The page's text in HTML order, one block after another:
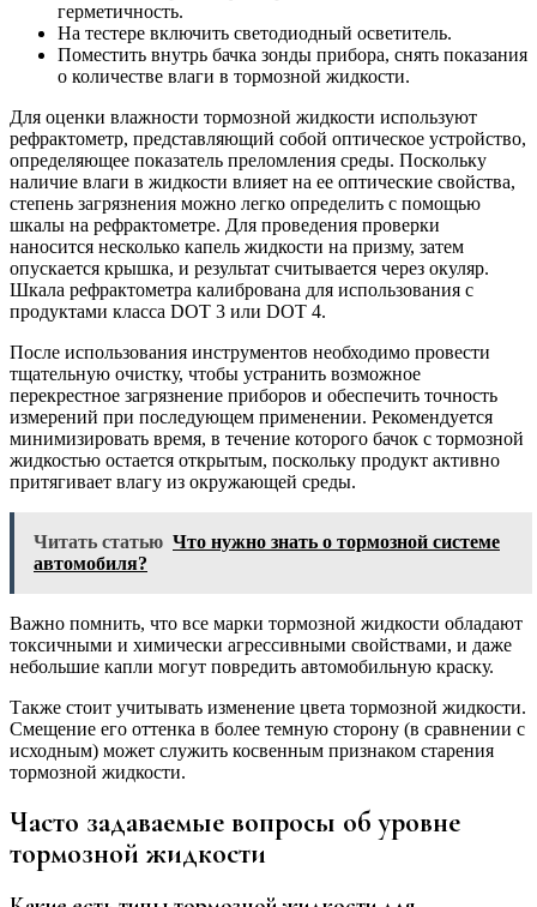
герметичность.
На тестере включить светодиодный осветитель.
Поместить внутрь бачка зонды прибора, снять показания
о количестве влаги в тормозной жидкости.
Для оценки влажности тормозной жидкости используют
рефрактометр, представляющий собой оптическое устройство,
определяющее показатель преломления среды. Поскольку
наличие влаги в жидкости влияет на ее оптические свойства,
степень загрязнения можно легко определить с помощью
шкалы на рефрактометре. Для проведения проверки
наносится несколько капель жидкости на призму, затем
опускается крышка, и результат считывается через окуляр.
Шкала рефрактометра калибрована для использования с
продуктами класса DOT 3 или DOT 4.
После использования инструментов необходимо провести
тщательную очистку, чтобы устранить возможное
перекрестное загрязнение приборов и обеспечить точность
измерений при последующем применении. Рекомендуется
минимизировать время, в течение которого бачок с тормозной
жидкостью остается открытым, поскольку продукт активно
притягивает влагу из окружающей среды.
Читать статью Что нужно знать о тормозной системе
автомобиля?
Важно помнить, что все марки тормозной жидкости обладают
токсичными и химически агрессивными свойствами, и даже
небольшие капли могут повредить автомобильную краску.
Также стоит учитывать изменение цвета тормозной жидкости.
Смещение его оттенка в более темную сторону (в сравнении с
исходным) может служить косвенным признаком старения
тормозной жидкости.
Часто задаваемые вопросы об уровне
тормозной жидкости